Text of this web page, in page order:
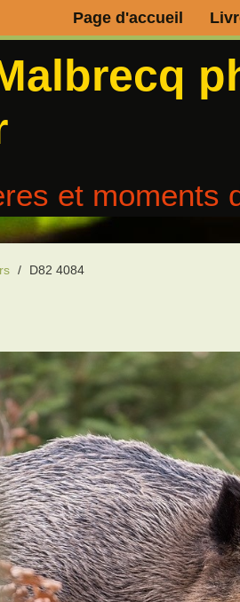
Page d'accueil
et moments
/ D82 4084